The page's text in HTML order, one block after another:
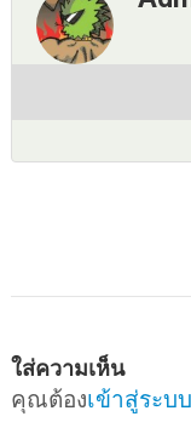
ใส่ความเห็น
คุณต้องเข้าสู่ระบบ